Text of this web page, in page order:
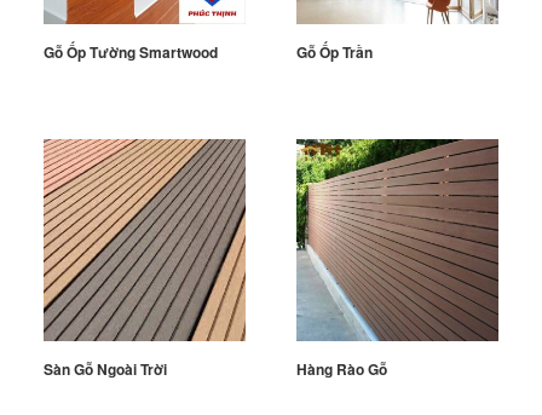
Gỗ Ốp Tường Smartwood Gỗ Ốp Trần
Sàn Gỗ Ngoài Trời Hàng Rào Gỗ